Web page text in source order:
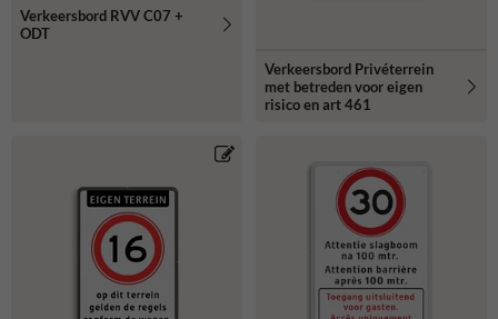
Verkeersbord RVV C07 +
ODT
Verkeersbord Privéterrein
met betreden voor eigen
risico en art 461